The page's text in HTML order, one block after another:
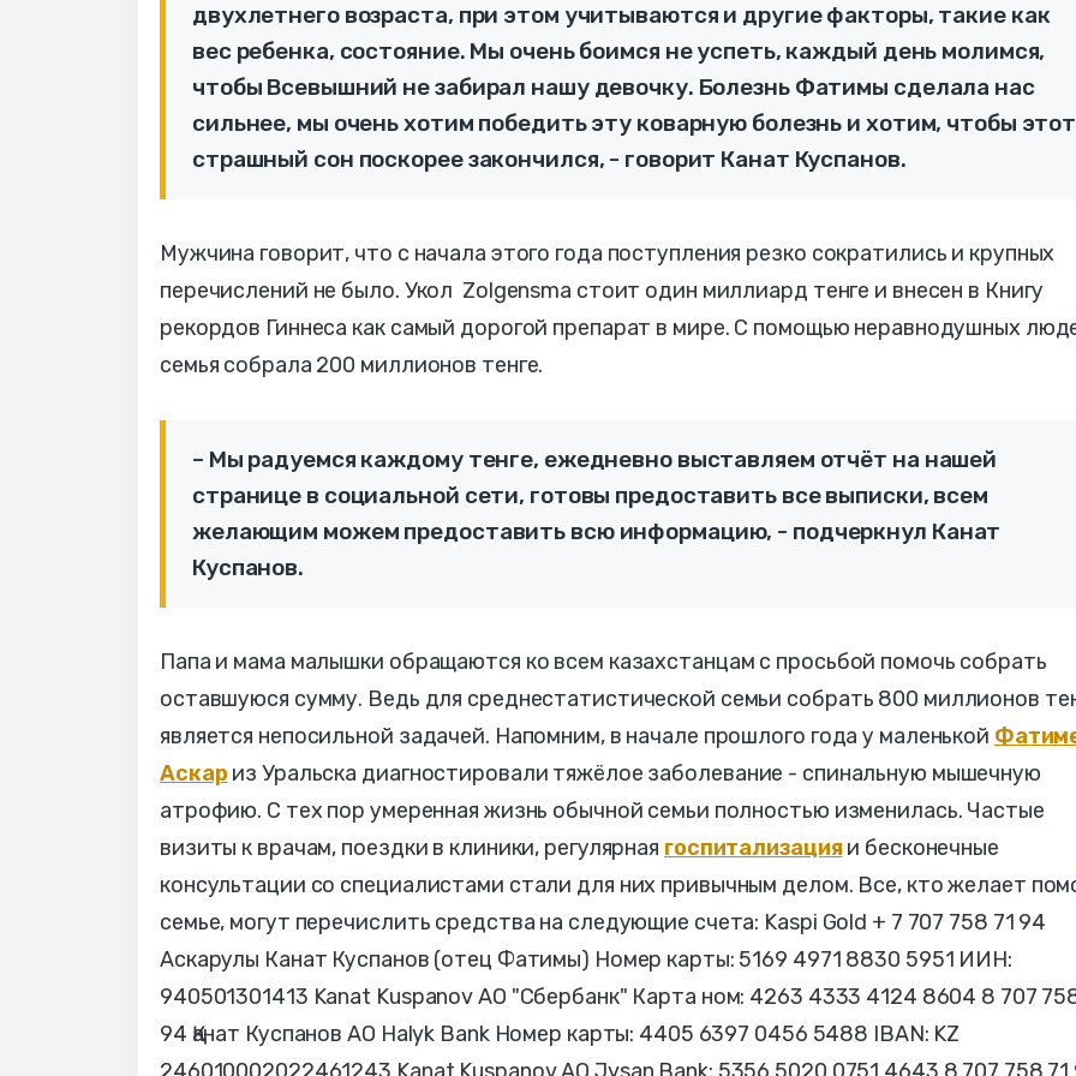
двухлетнего возраста, при этом учитываются и другие факторы, такие как
вес ребенка, состояние. Мы очень боимся не успеть, каждый день молимся,
чтобы Всевышний не забирал нашу девочку. Болезнь Фатимы сделала нас
сильнее, мы очень хотим победить эту коварную болезнь и хотим, чтобы этот
страшный сон поскорее закончился, - говорит Канат Куспанов.
Мужчина говорит, что с начала этого года поступления резко сократились и крупных
перечислений не было. Укол Zolgensma стоит один миллиард тенге и внесен в Книгу
рекордов Гиннеса как самый дорогой препарат в мире. С помощью неравнодушных
семья собрала 200 миллионов тенге.
– Мы радуемся каждому тенге, ежедневно выставляем отчёт на нашей
странице в социальной сети, готовы предоставить все выписки, всем
желающим можем предоставить всю информацию, - подчеркнул Канат
Куспанов.
Папа и мама малышки обращаются ко всем казахстанцам с просьбой помочь собрать
оставшуюся сумму. Ведь для среднестатистической семьи собрать 800 миллионов
является непосильной задачей. Напомним, в начале прошлого года у маленькой
Аскар из Уральска диагностировали тяжёлое заболевание - спинальную мышечную
атрофию. С тех пор умеренная жизнь обычной семьи полностью изменилась. Частые
визиты к врачам, поездки в клиники, регулярная госпитализация и бесконечные
консультации со специалистами стали для них привычным делом. Все, кто желает
семье, могут перечислить средства на следующие счета: Kaspi Gold + 7 707 758 71 94
Аскарулы Канат Куспанов (отец Фатимы) Номер карты: 5169 4971 8830 5951 ИИН:
940501301413 Kanat Kuspanov AO "Сбербанк" Карта ном: 4263 4333 4124 8604 8 707
94 Қанат Куспанов АО Halyk Bank Номер карты: 4405 6397 0456 5488 IBAN: KZ